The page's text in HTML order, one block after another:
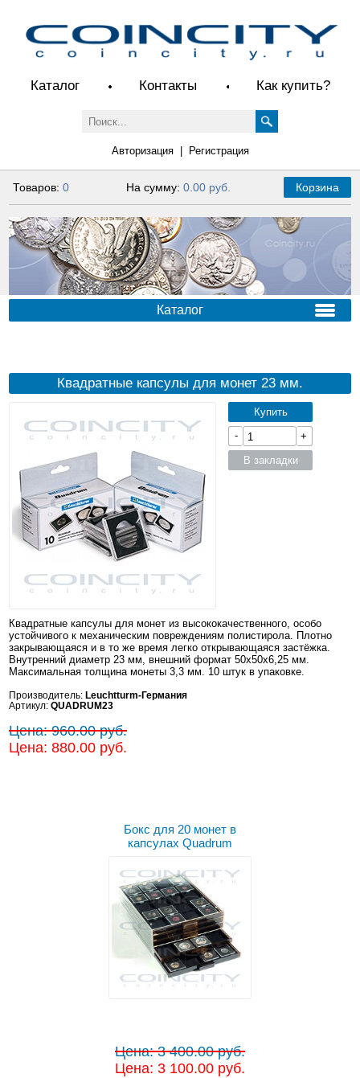
Каталог Контакты Как купить?
Авторизация| Регистрация
Товаров:0 На сумму: 0.00 руб. Корзина
Каталог
Квадратные капсулы для монет 23 мм.
Квадратные капсулы для монет из высококачественного, особо
устойчивого к механическим повреждениям полистирола. Плотно
закрывающаяся и в то же время легко открывающаяся застёжка.
Внутренний диаметр 23 мм, внешний формат 50x50x6,25 мм.
Максимальная толщина монеты 3,3 мм. 10 штук в упаковке.
Производитель: Leuchtturm-Германия
Артикул:QUADRUM23
Цена: 960.00 руб.
Цена: 880.00 руб.
Купить
-
+
В закладки
Бокс для 20 монет в
капсулах Quadrum
Цена: 3 400.00 руб.
Цена: 3 100.00 руб.